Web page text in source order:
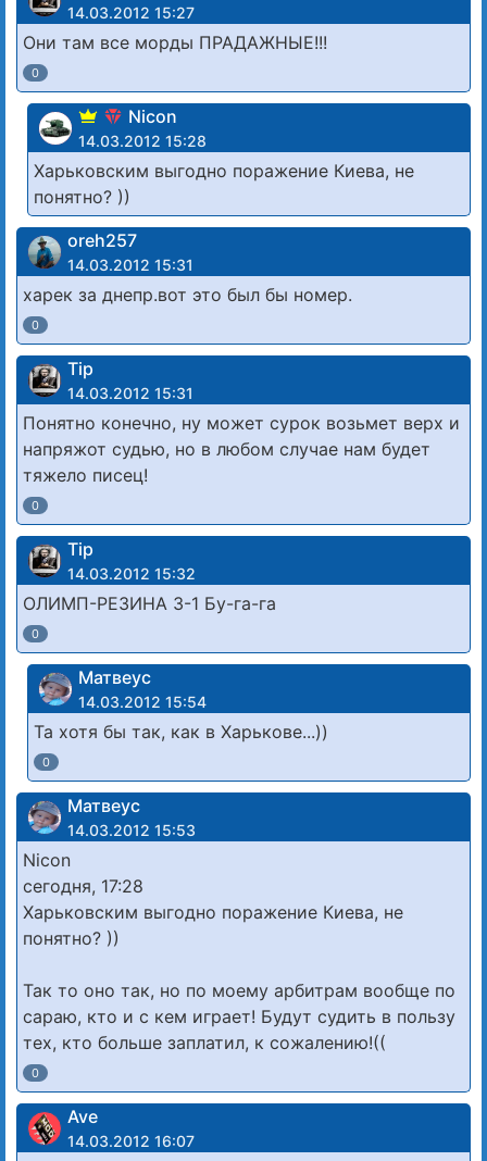
14.03.2012 15:27
Они там все морды ПРАДАЖНЫЕ!!!
0
Nicon
14.03.2012 15:28
Харьковским выгодно поражение Киева, не
понятно? ))
oreh257
14.03.2012 15:31
харек за днепр.вот это был бы номер.
0
Tip
14.03.2012 15:31
Понятно конечно, ну может сурок возьмет верх и
напряжот судью, но в любом случае нам будет
тяжело писец!
0
Tip
14.03.2012 15:32
ОЛИМП-РЕЗИНА 3-1 Бу-га-га
0
Матвеус
14.03.2012 15:54
Та хотя бы так, как в Харькове...))
0
Матвеус
14.03.2012 15:53
Nicon
сегодня, 17:28
Харьковским выгодно поражение Киева, не
понятно? ))
Так то оно так, но по моему арбитрам вообще по
сараю, кто и с кем играет! Будут судить в пользу
тех, кто больше заплатил, к сожалению!((
0
Ave
14.03.2012 16:07